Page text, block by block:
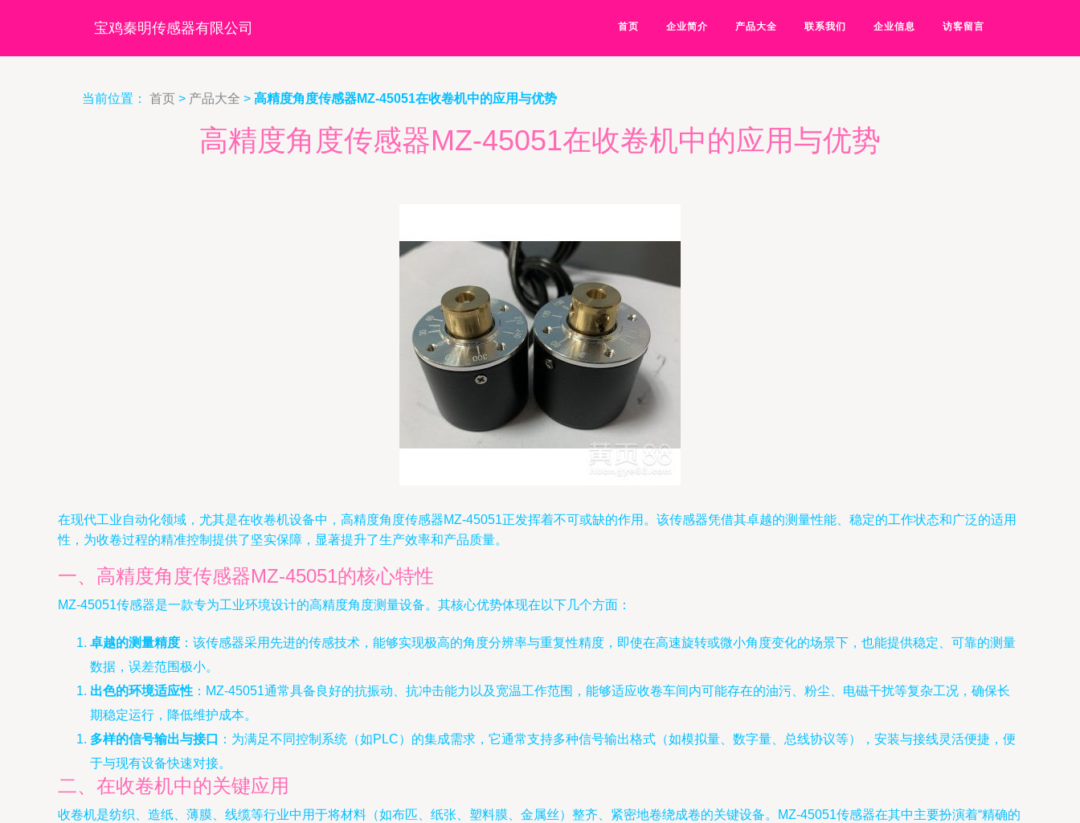
宝鸡秦明传感器有限公司 首页 企业简介 产品大全 联系我们 企业信息 访客留言
当前位置： 首页 > 产品大全 > 高精度角度传感器MZ-45051在收卷机中的应用与优势
高精度角度传感器MZ-45051在收卷机中的应用与优势
在现代工业自动化领域，尤其是在收卷机设备中，高精度角度传感器MZ-45051正发挥着不可或缺的作用。该传感器凭借其卓越的测量性能、稳定的工作状态和广泛的适用
性，为收卷过程的精准控制提供了坚实保障，显著提升了生产效率和产品质量。
一、高精度角度传感器MZ-45051的核心特性
MZ-45051传感器是一款专为工业环境设计的高精度角度测量设备。其核心优势体现在以下几个方面：
卓越的测量精度 ：该传感器采用先进的传感技术，能够实现极高的角度分辨率与重复性精度，即使在高速旋转或微小角度变化的场景下，也能提供稳定、可靠的测量
数据，误差范围极小。
出色的环境适应性 ：MZ-45051通常具备良好的抗振动、抗冲击能力以及宽温工作范围，能够适应收卷车间内可能存在的油污、粉尘、电磁干扰等复杂工况，确保长
期稳定运行，降低维护成本。
多样的信号输出与接口
：为满足不同控制系统（如PLC）的集成需求，它通常支持多种信号输出格式（如模拟量、数字量、总线协议等），安装与接线灵活便捷，便
于与现有设备快速对接。
二、在收卷机中的关键应用
收卷机是纺织、造纸、薄膜、线缆等行业中用于将材料（如布匹、纸张、塑料膜、金属丝）整齐、紧密地卷绕成卷的关键设备。MZ-45051传感器在其中主要扮演着“精确的